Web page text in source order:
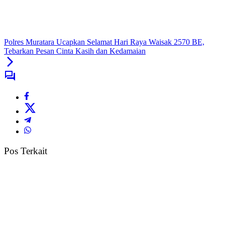
Polres Muratara Ucapkan Selamat Hari Raya Waisak 2570 BE,
Tebarkan Pesan Cinta Kasih dan Kedamaian
Pos Terkait